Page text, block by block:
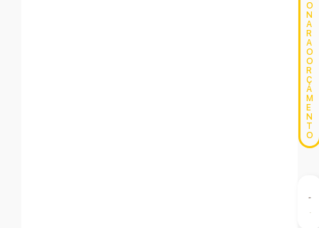
O
N
A
R
A
O
O
R
Ç
A
M
E
N
T
O